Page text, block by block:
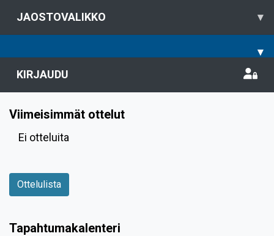
JAOSTOVALIKKO ▾
▾
KIRJAUDU
Viimeisimmät ottelut
Ei otteluita
Ottelulista
Tapahtumakalenteri